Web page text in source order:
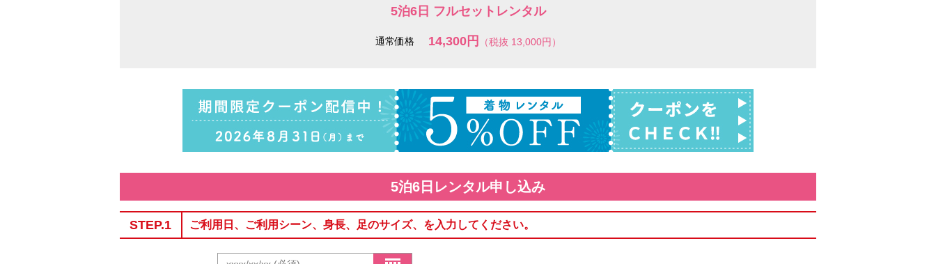
5泊6日 フルセットレンタル
通常価格 14,300円 （税抜 13,000円）
5泊6日レンタル申し込み
STEP.1 ご利用日、ご利用シーン、身長、足のサイズ、を入力してください。